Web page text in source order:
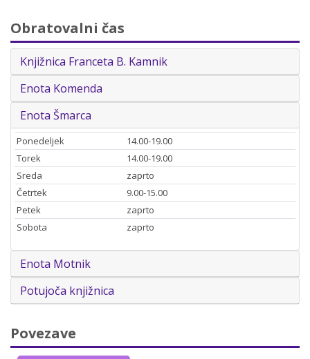
Obratovalni čas
Knjižnica Franceta B. Kamnik
Enota Komenda
Enota Šmarca
Ponedeljek
14.00-19.00
Torek
14.00-19.00
Sreda
zaprto
Četrtek
9.00-15.00
Petek
zaprto
Sobota
zaprto
Enota Motnik
Potujoča knjižnica
Povezave